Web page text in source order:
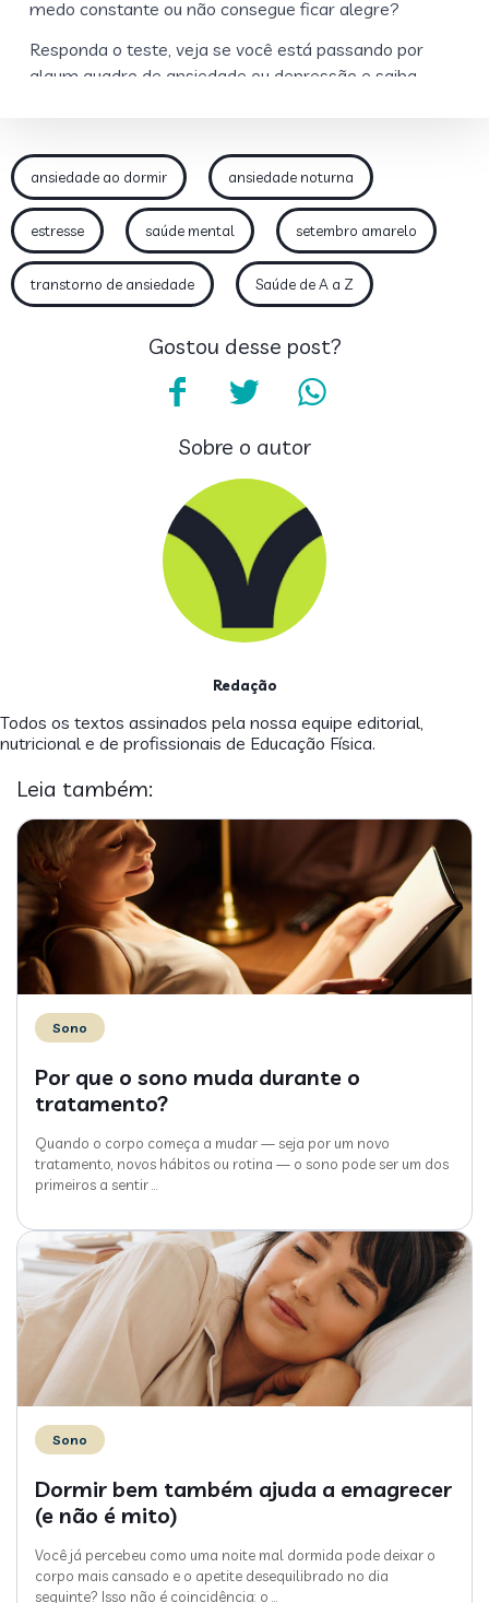
ansiedade ao dormir ansiedade noturna
estresse saúde mental setembro amarelo
transtorno de ansiedade Saúde de A a Z
Gostou desse post?
Sobre o autor
Redação
Todos os textos assinados pela nossa equipe editorial,
nutricional e de profissionais de Educação Física.
Leia também:
Sono
Por que o sono muda durante o
tratamento?
Quando o corpo começa a mudar — seja por um novo
tratamento, novos hábitos ou rotina — o sono pode ser um dos
primeiros a sentir
Sono
Dormir bem também ajuda a emagrecer
(e não é mito)
Você já percebeu como uma noite mal dormida pode deixar o
corpo mais cansado e o apetite desequilibrado no dia
seguinte? Isso não é coincidência: o